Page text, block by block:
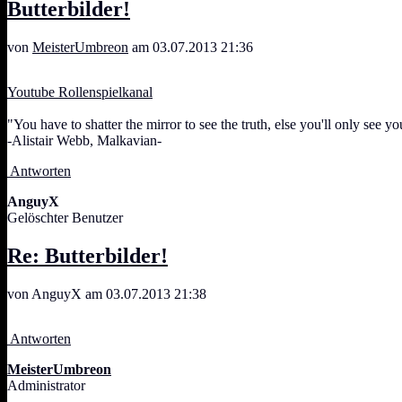
Butterbilder!
von MeisterUmbreon am 03.07.2013 21:36
Youtube Rollenspielkanal
"You have to shatter the mirror to see the truth, else you'll only see
-Alistair Webb, Malkavian-
Antworten
AnguyX
Gelöschter Benutzer
Re: Butterbilder!
von AnguyX am 03.07.2013 21:38
Antworten
MeisterUmbreon
Administrator